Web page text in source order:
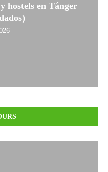
hostels en Tánger